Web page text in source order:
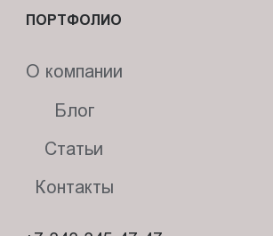
ПОРТФОЛИО
О компании
Блог
Статьи
Контакты